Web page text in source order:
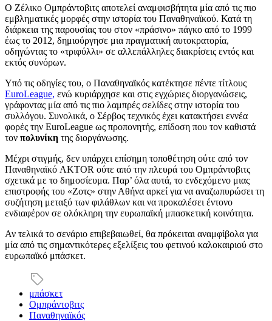
Ο Ζέλικο Ομπράντοβιτς αποτελεί αναμφισβήτητα μία από τις πιο
εμβληματικές μορφές στην ιστορία του Παναθηναϊκού. Κατά τη
διάρκεια της παρουσίας του στον «πράσινο» πάγκο από το 1999
έως το 2012, δημιούργησε μια πραγματική αυτοκρατορία,
οδηγώντας το «τριφύλλι» σε αλλεπάλληλες διακρίσεις εντός και
εκτός συνόρων.
Υπό τις οδηγίες του, ο Παναθηναϊκός κατέκτησε πέντε τίτλους
EuroLeague, ενώ κυριάρχησε και στις εγχώριες διοργανώσεις,
γράφοντας μία από τις πιο λαμπρές σελίδες στην ιστορία του
συλλόγου. Συνολικά, ο Σέρβος τεχνικός έχει κατακτήσει εννέα
φορές την EuroLeague ως προπονητής, επίδοση που τον καθιστά
τον πολυνίκη της διοργάνωσης.
Μέχρι στιγμής, δεν υπάρχει επίσημη τοποθέτηση ούτε από τον
Παναθηναϊκό AKTOR ούτε από την πλευρά του Ομπράντοβιτς
σχετικά με το δημοσίευμα. Παρ’ όλα αυτά, το ενδεχόμενο μιας
επιστροφής του «Ζοτς» στην Αθήνα αρκεί για να αναζωπυρώσει τη
συζήτηση μεταξύ των φιλάθλων και να προκαλέσει έντονο
ενδιαφέρον σε ολόκληρη την ευρωπαϊκή μπασκετική κοινότητα.
Αν τελικά το σενάριο επιβεβαιωθεί, θα πρόκειται αναμφίβολα για
μία από τις σημαντικότερες εξελίξεις του φετινού καλοκαιριού στο
ευρωπαϊκό μπάσκετ.
μπάσκετ
Ομπράντοβιτς
Παναθηναϊκός